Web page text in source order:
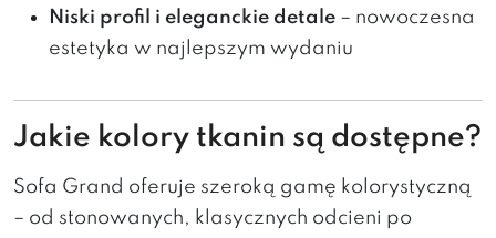
Niski profil i eleganckie detale – nowoczesna
estetyka w najlepszym wydaniu
Jakie kolory tkanin są dostępne?
Sofa Grand oferuje szeroką gamę kolorystyczną
– od stonowanych, klasycznych odcieni po